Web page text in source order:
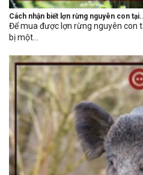
Cách nhận biết lợn rừng nguyên con
Để mua được lợn rừng nguyên con
bị một...